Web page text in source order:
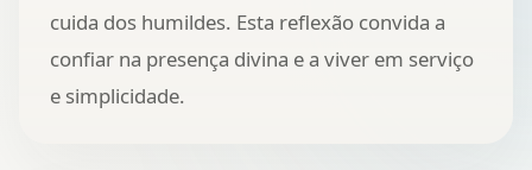
cuida dos humildes. Esta reflexão convida a
confiar na presença divina e a viver em serviço
e simplicidade.